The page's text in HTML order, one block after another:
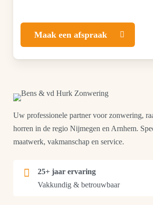
Maak een afspraak
Uw professionele partner voor zonwering,
horren in de regio Nijmegen en Arnhem.
maatwerk, vakmanschap en service.
25+ jaar ervaring
Vakkundig & betrouwbaar